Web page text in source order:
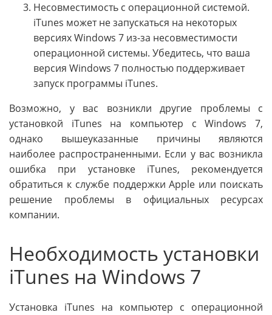
Несовместимость с операционной системой.
iTunes может не запускаться на некоторых
версиях Windows 7 из-за несовместимости
операционной системы. Убедитесь, что ваша
версия Windows 7 полностью поддерживает
запуск программы iTunes.
Возможно, у вас возникли другие проблемы с
установкой iTunes на компьютер с Windows 7,
однако вышеуказанные причины являются
наиболее распространенными. Если у вас возникла
ошибка при установке iTunes, рекомендуется
обратиться к службе поддержки Apple или поискать
решение проблемы в официальных ресурсах
компании.
Необходимость установки
iTunes на Windows 7
Установка iTunes на компьютер с операционной